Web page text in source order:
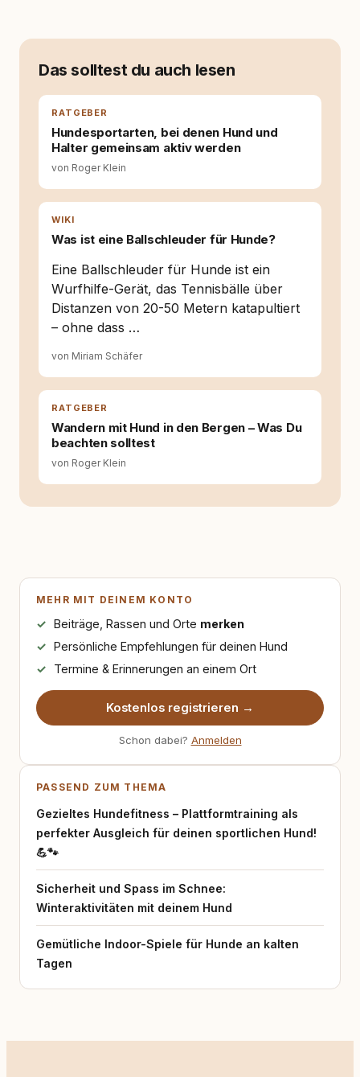
moderner Hundeerziehung
entsteht echte Bindung dort, wo Verständnis
Wissen ersetzt – nicht umgekehrt. Aus dieser
Entwicklung entstand rundum.dog – ein
Wissens- und Serviceportal für
Hundehalter:innen in Deutschland, Österreich
und der Schweiz. Meine Überzeugung:
Tierschutz beginnt mit Wissen. Wer seinen
Hund versteht, trifft bessere Entscheidungen –
Das solltest du auch lesen
RATGEBER
Hundesportarten, bei denen Hund und
Halter gemeinsam aktiv werden
von Roger Klein
WIKI
Was ist eine Ballschleuder für Hunde?
Eine Ballschleuder für Hunde ist ein
Wurfhilfe-Gerät, das Tennisbälle über
Distanzen von 20-50 Metern katapultiert
– ohne dass …
von Miriam Schäfer
RATGEBER
Wandern mit Hund in den Bergen – Was Du
beachten solltest
von Roger Klein
MEHR MIT DEINEM KONTO
Beiträge, Rassen und Orte merken
Persönliche Empfehlungen für deinen Hund
Termine & Erinnerungen an einem Ort
Kostenlos registrieren →
Schon dabei? Anmelden
PASSEND ZUM THEMA
Gezieltes Hundefitness – Plattformtraining als
perfekter Ausgleich für deinen sportlichen Hund!
💪🐾
Sicherheit und Spass im Schnee:
Winteraktivitäten mit deinem Hund
Gemütliche Indoor-Spiele für Hunde an kalten
Tagen